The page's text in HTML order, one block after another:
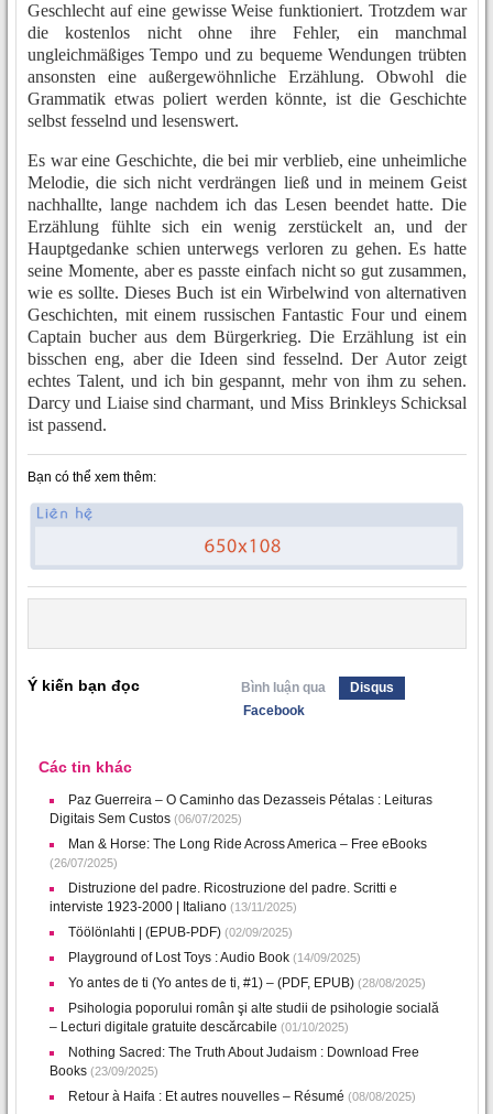
Geschlecht auf eine gewisse Weise funktioniert. Trotzdem war
die kostenlos nicht ohne ihre Fehler, ein manchmal
ungleichmäßiges Tempo und zu bequeme Wendungen trübten
ansonsten eine außergewöhnliche Erzählung. Obwohl die
Grammatik etwas poliert werden könnte, ist die Geschichte
selbst fesselnd und lesenswert.
Es war eine Geschichte, die bei mir verblieb, eine unheimliche
Melodie, die sich nicht verdrängen ließ und in meinem Geist
nachhallte, lange nachdem ich das Lesen beendet hatte. Die
Erzählung fühlte sich ein wenig zerstückelt an, und der
Hauptgedanke schien unterwegs verloren zu gehen. Es hatte
seine Momente, aber es passte einfach nicht so gut zusammen,
wie es sollte. Dieses Buch ist ein Wirbelwind von alternativen
Geschichten, mit einem russischen Fantastic Four und einem
Captain bucher aus dem Bürgerkrieg. Die Erzählung ist ein
bisschen eng, aber die Ideen sind fesselnd. Der Autor zeigt
echtes Talent, und ich bin gespannt, mehr von ihm zu sehen.
Darcy und Liaise sind charmant, und Miss Brinkleys Schicksal
ist passend.
Bạn có thể xem thêm:
Ý kiến bạn đọc Bình luận qua
Disqus
Facebook
Các tin khác
Paz Guerreira – O Caminho das Dezasseis Pétalas : Leituras
Digitais Sem Custos (06/07/2025)
Man & Horse: The Long Ride Across America – Free eBooks
(26/07/2025)
Distruzione del padre. Ricostruzione del padre. Scritti e
interviste 1923-2000 | Italiano (13/11/2025)
Töölönlahti | (EPUB-PDF) (02/09/2025)
Playground of Lost Toys : Audio Book (14/09/2025)
Yo antes de ti (Yo antes de ti, #1) – (PDF, EPUB) (28/08/2025)
Psihologia poporului român şi alte studii de psihologie socială
– Lecturi digitale gratuite descărcabile (01/10/2025)
Nothing Sacred: The Truth About Judaism : Download Free
Books (23/09/2025)
Retour à Haifa : Et autres nouvelles – Résumé (08/08/2025)